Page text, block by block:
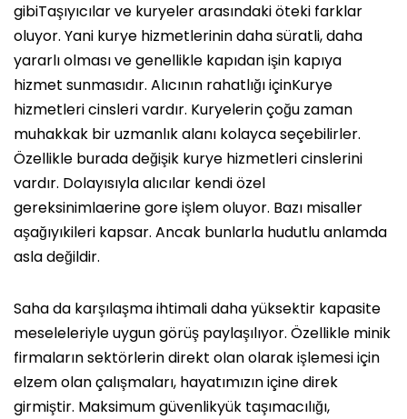
gibiTaşıyıcılar ve kuryeler arasındaki öteki farklar
oluyor. Yani kurye hizmetlerinin daha süratli, daha
yararlı olması ve genellikle kapıdan işin kapıya
hizmet sunmasıdır. Alıcının rahatlığı içinKurye
hizmetleri cinsleri vardır. Kuryelerin çoğu zaman
muhakkak bir uzmanlık alanı kolayca seçebilirler.
Özellikle burada değişik kurye hizmetleri cinslerini
vardır. Dolayısıyla alıcılar kendi özel
gereksinimlaerine gore işlem oluyor. Bazı misaller
aşağıyıkileri kapsar. Ancak bunlarla hudutlu anlamda
asla değildir.
Saha da karşılaşma ihtimali daha yüksektir kapasite
meseleleriyle uygun görüş paylaşılıyor. Özellikle minik
firmaların sektörlerin direkt olan olarak işlemesi için
elzem olan çalışmaları, hayatımızın içine direk
girmiştir. Maksimum güvenlikyük taşımacılığı,